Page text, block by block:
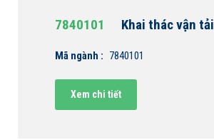
7840101 Khai thác vận tải
Mã ngành : 7840101
Xem chi tiết